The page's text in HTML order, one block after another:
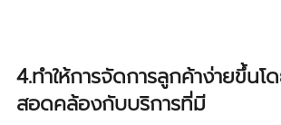
4.ทำให้การจัดการลูกค้าง่ายขึ้นโ
สอดคล้องกับบริการที่มี